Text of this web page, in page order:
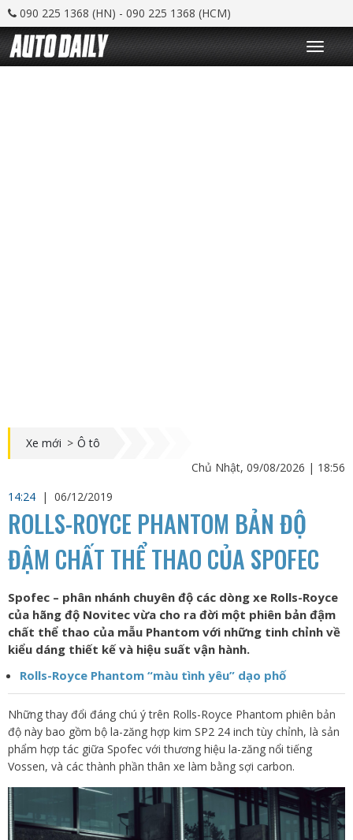
090 225 1368 (HN) - 090 225 1368 (HCM)
T
o
g
Xe mới > Ô tô
Chủ Nhật, 09/08/2026 | 18:56
14:24 | 06/12/2019
ROLLS-ROYCE PHANTOM BẢN ĐỘ
ĐẬM CHẤT THỂ THAO CỦA SPOFEC
Spofec – phân nhánh chuyên độ các dòng xe Rolls-Royce
của hãng độ Novitec vừa cho ra đời một phiên bản đậm
chất thể thao của mẫu Phantom với những tinh chỉnh về
kiểu dáng thiết kế và hiệu suất vận hành.
Rolls-Royce Phantom “màu tình yêu” dạo phố
Những thay đổi đáng chú ý trên Rolls-Royce Phantom phiên bản
độ này bao gồm bộ la-zăng hợp kim SP2 24 inch tùy chỉnh, là sản
phẩm hợp tác giữa Spofec với thương hiệu la-zăng nổi tiếng
Vossen, và các thành phần thân xe làm bằng sợi carbon.